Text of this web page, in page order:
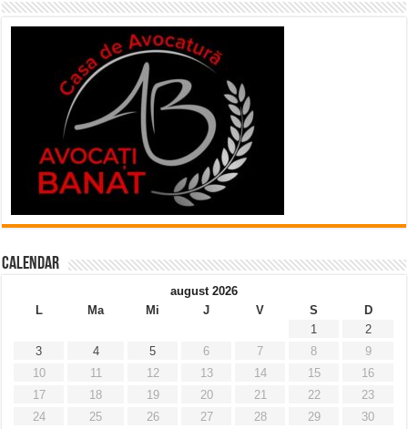
Calendar
august 2026
L
Ma Mi J V S
D
1
2
3
4 5 6 7 8
9
10
11 12 13 14 15
16
17
18 19 20 21 22
23
24
25 26 27 28 29
30